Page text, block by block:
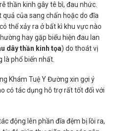
thần kinh gây tê bì, đau nhức.
của sang chấn hoặc do đĩa
thể xảy ra ở bất kì khu vực nào
hay gặp biểu hiện đau lan
dây thần kinh tọa) do thoát vị
phổ biến nhất.
Khám Tuệ Y Đường xin gợi ý
có tác dụng hỗ trợ rất tốt đối với
động lên phần đĩa đệm bị lồi ra,